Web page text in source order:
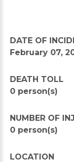
DATE OF
February 07,
DEATH TOLL
0 person(s)
NUMBER OF
0 person(s)
LOCATION